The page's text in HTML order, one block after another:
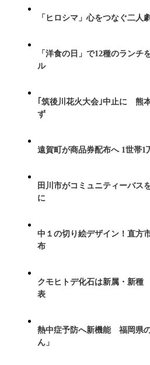
「ヒロシマ」心をつなぐ二
「洋食の日」で12種のラン
ル
｢筑後川花火大会｣中止に 熊
ず
遠賀町が商品券配布へ 1世帯1
田川市がコミュニティーバ
に
中１の切り絵デザイン！直方
布
クモヒトデ化石は新属・新
表
熱中症予防へ新機能 福岡県
ん」